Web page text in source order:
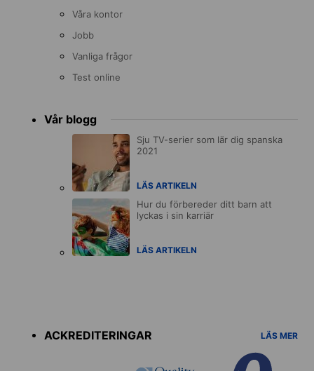
Våra kontor
Jobb
Vanliga frågor
Test online
Vår blogg
Sju TV-serier som lär dig spanska
2021
LÄS ARTIKELN
Hur du förbereder ditt barn att
lyckas i sin karriär
LÄS ARTIKELN
ACKREDITERINGAR
LÄS MER